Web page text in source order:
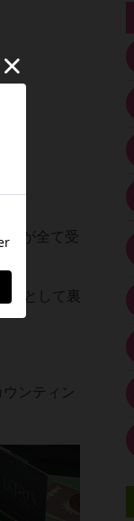
人が全て受
点として裏
ンティン